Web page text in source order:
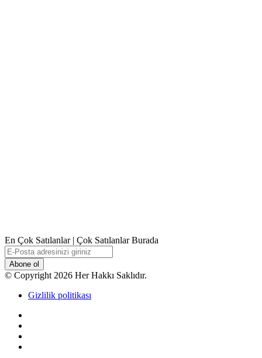
En Çok Satılanlar | Çok Satılanlar Burada
E-
Posta
adresinizi
giriniz
© Copyright 2026 Her Hakkı Saklıdır.
Gizlilik politikası